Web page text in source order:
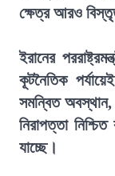
ক্ষেত্র আরও
ইরানের
কূটনৈতিক
সমন্বিত অবস্থান,
নিরাপত্তা
যাচ্ছে।